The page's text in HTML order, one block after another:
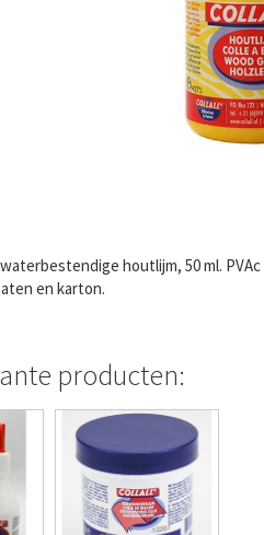
houtlijm, 50 ml.
en karton.
producten: